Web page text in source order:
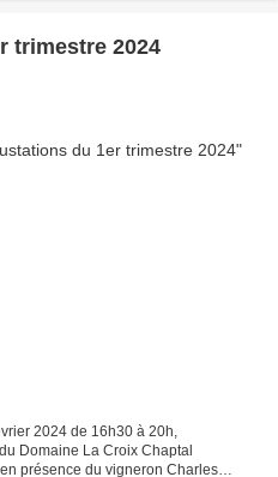
trimestre 2024
2024 de 16h30 à 20h,
Domaine La Croix Chaptal
présence du vigneron Charles